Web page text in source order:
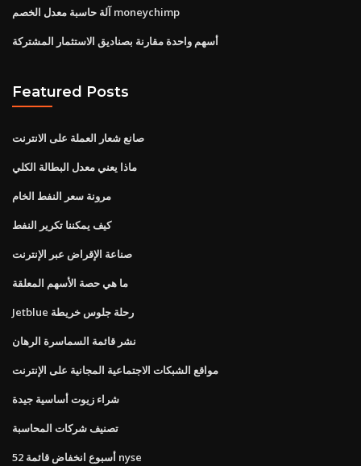
آلة حاسبة معدل الخصم moneychimp
أسهم واحدة مقارنة بصناديق الاستثمار المشتركة
Featured Posts
صانع شعار العملة على الانترنت
ماذا يعني معدل البطالة الكلي
مرونة سعر النفط الخام
كيف يمكننا تكرير النفط
صناعة الإقراض عبر الإنترنت
ما هي حصة الأسهم المعلقة
Jetblue رحلة جلوس خريطة
نشر قائمة السماسرة الرهان
مواقع الشبكات الاجتماعية المجانية على الإنترنت
شراء زيوت أساسية جيدة
تصنيف شركات المحاسبة
52 أسبوع انخفاض قائمة nyse